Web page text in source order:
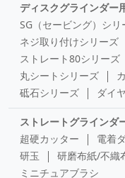
ディスクグラインダー
SG（セービング）シリ
ネジ取り付けシリーズ
ストレート80シリーズ
丸シートシリーズ
砥石シリーズ
ダイ
ストレートグラインダ
超硬カッター
電着
研玉
研磨布紙/不織
ミニチュアブラシ